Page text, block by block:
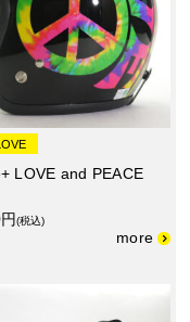
LOVE and PEACE
(税込)